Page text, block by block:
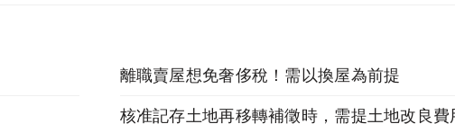
離職賣屋想免奢侈稅！需以換屋為前提